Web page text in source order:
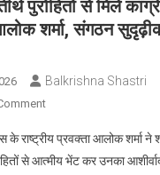
तीर्थ पुरोहितों से मिले
शर्मा, संगठन
Balkrishna Shastri
On
में
तीर्थ
के राष्ट्रीय प्रवक्ता आलोक शर्मा ने
से आत्मीय भेंट कर उनका